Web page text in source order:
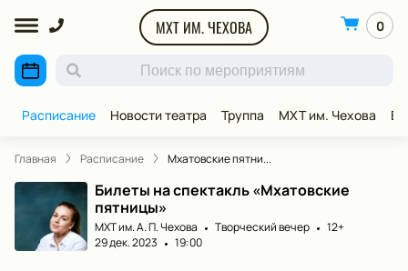
МХТ ИМ. ЧЕХОВА 0
Расписание Новости театра Труппа МХТ им. Чехова
Главная Расписание Мхатовские пятни...
Билеты на спектакль «Мхатовские
пятницы»
МХТ им. А. П. Чехова Творческий вечер
12+
29 дек. 2023
19:00